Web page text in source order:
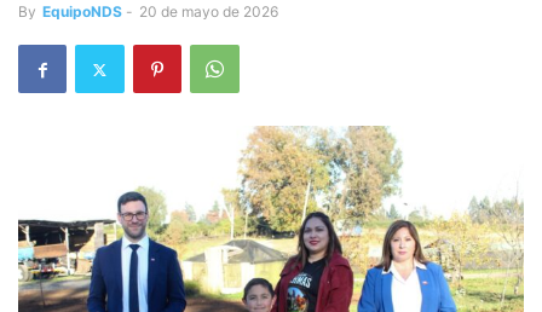
By EquipoNDS - 20 de mayo de 2026